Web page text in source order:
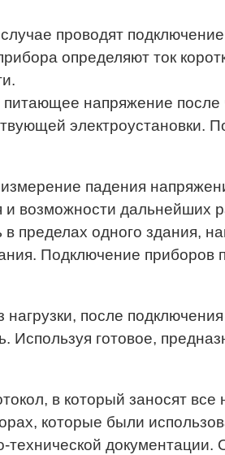
проводят
определяют ток
напряжение
падения
возможности дальнейших
пределах одного здания,
Подключение
после
Используя готовое,
в который заносят
которые были
технической